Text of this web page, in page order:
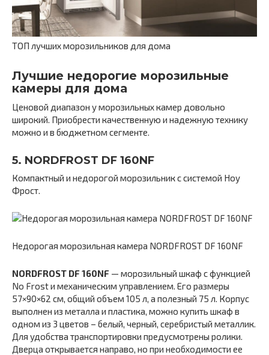
ТОП лучших морозильников для дома
Лучшие недорогие морозильные
камеры для дома
Ценовой диапазон у морозильных камер довольно
широкий. Приобрести качественную и надежную технику
можно и в бюджетном сегменте.
5. NORDFROST DF 160NF
Компактный и недорогой морозильник с системой Ноу
Фрост.
Недорогая морозильная камера NORDFROST DF 160NF
NORDFROST DF 160NF — морозильный шкаф с функцией
No Frost и механическим управлением. Его размеры
57×90×62 см, общий объем 105 л, а полезный 75 л. Корпус
выполнен из металла и пластика, можно купить шкаф в
одном из 3 цветов – белый, черный, серебристый металлик.
Для удобства транспортировки предусмотрены ролики.
Дверца открывается направо, но при необходимости ее